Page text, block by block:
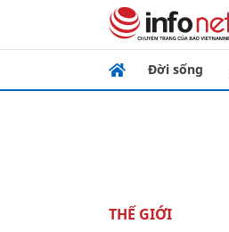
Đời sống
THẾ GIỚI